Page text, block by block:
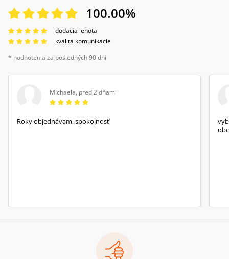
100.00%
dodacia lehota
kvalita komunikácie
* hodnotenia za posledných 90 dní
Michaela, pred 2 dňami
Roky objednávam, spokojnosť